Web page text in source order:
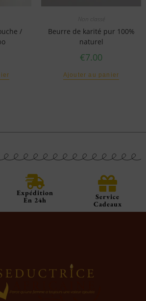
/
Non classé
Beurre de karité pur 100%
naturel
€7.00
Ajouter au panier
Expédition
En 24h
Service
Cadeaux